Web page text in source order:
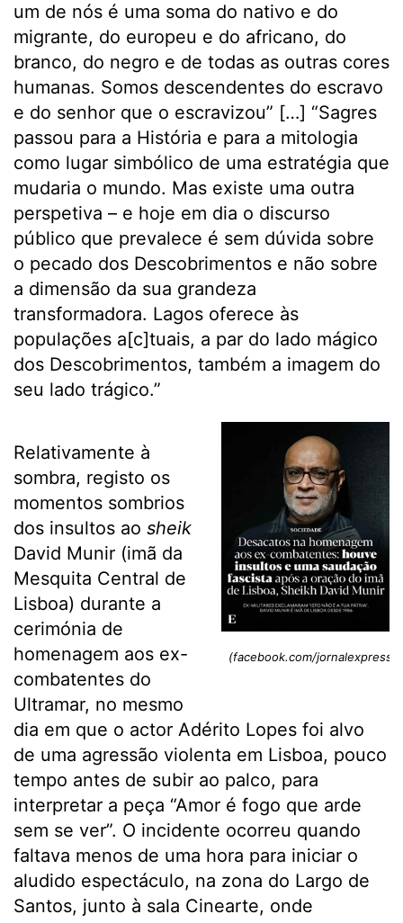
um de nós é uma soma do nativo e do
migrante, do europeu e do africano, do
branco, do negro e de todas as outras cores
humanas. Somos descendentes do escravo
e do senhor que o escravizou” […] “Sagres
passou para a História e para a mitologia
como lugar simbólico de uma estratégia que
mudaria o mundo. Mas existe uma outra
perspetiva – e hoje em dia o discurso
público que prevalece é sem dúvida sobre
o pecado dos Descobrimentos e não sobre
a dimensão da sua grandeza
transformadora. Lagos oferece às
populações a[c]tuais, a par do lado mágico
dos Descobrimentos, também a imagem do
seu lado trágico.”
(facebook.com/
Relativamente à
sombra, registo os
momentos sombrios
dos insultos ao sheik
David Munir (imã da
Mesquita Central de
Lisboa) durante a
cerimónia de
homenagem aos ex-
combatentes do
Ultramar, no mesmo
dia em que o actor Adérito Lopes foi alvo
de uma agressão violenta em Lisboa, pouco
tempo antes de subir ao palco, para
interpretar a peça “Amor é fogo que arde
sem se ver”. O incidente ocorreu quando
faltava menos de uma hora para iniciar o
aludido espectáculo, na zona do Largo de
Santos, junto à sala Cinearte, onde